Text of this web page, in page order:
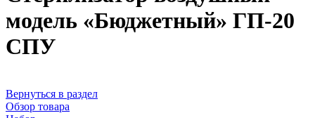
модель «Бюджетный» ГП-20
СПУ
Вернуться в раздел
Обзор товара